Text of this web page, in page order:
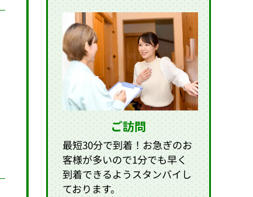
ご訪問
最短30分で到着！お急ぎのお
客様が多いので1分でも早く
到着できるようスタンバイし
ております。